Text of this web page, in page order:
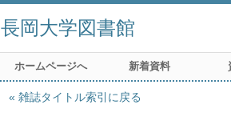
長岡大学図書館
ホームページへ 新着資料
雑誌タイトル索引に戻る